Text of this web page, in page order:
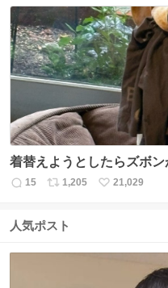
ト
数
ね
数
着替えようとしたらズボン
返
数
15
リ
ス
数
1,205
い
21,029
人気ポスト